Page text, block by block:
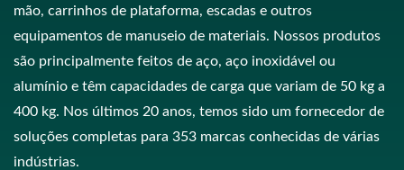
mão, carrinhos de plataforma, escadas e outros
equipamentos de manuseio de materiais. Nossos produtos
são principalmente feitos de aço, aço inoxidável ou
alumínio e têm capacidades de carga que variam de 50 kg a
400 kg. Nos últimos 20 anos, temos sido um fornecedor de
soluções completas para 353 marcas conhecidas de várias
indústrias.